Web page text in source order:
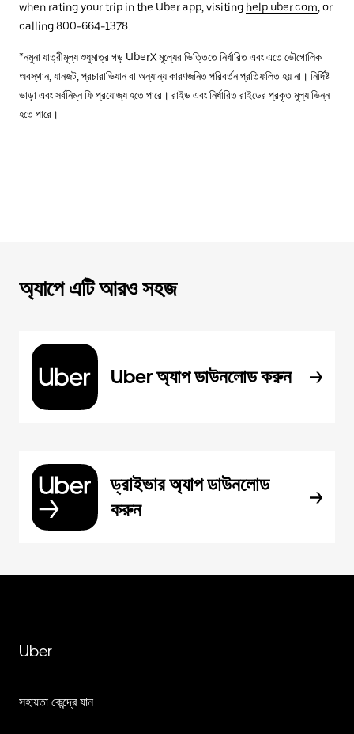
when rating your trip in the Uber app, visiting help.uber.com , or
calling 800-664-1378.
*নমুনা যাত্রীমূল্য শুধুমাত্র গড় UberX মূল্যের ভিত্তিতে নির্ধারিত এবং এতে ভৌগোলিক
অবস্থান, যানজট, প্রচারাভিযান বা অন্যান্য কারণজনিত পরিবর্তন প্রতিফলিত হয় না। নির্দিষ্ট
ভাড়া এবং সর্বনিম্ন ফি প্রযোজ্য হতে পারে। রাইড এবং নির্ধারিত রাইডের প্রকৃত মূল্য ভিন্ন
হতে পারে।
অ্যাপে এটি আরও সহজ
Uber অ্যাপ ডাউনলোড করুন
ড্রাইভার অ্যাপ ডাউনলোড
করুন
Uber
সহায়তা কেন্দ্রে যান